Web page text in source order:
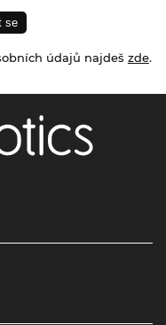
údajů najdeš zde.